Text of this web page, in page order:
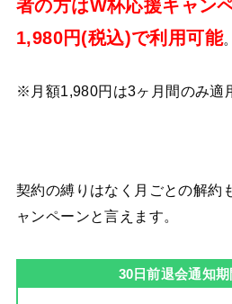
者の方はW杯応援キャン
1,980円(税込)で利用可能。
※月額1,980円は3ヶ月間のみ適
契約の縛りはなく月ごとの解約
ャンペーンと言えます。
30日前退会通知